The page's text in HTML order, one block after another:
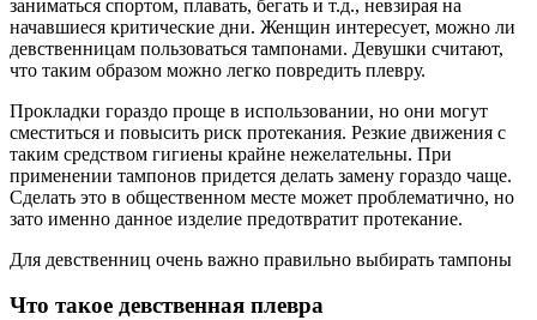
заниматься спортом, плавать, бегать и т.д., невзирая на
начавшиеся критические дни. Женщин интересует, можно ли
девственницам пользоваться тампонами. Девушки считают,
что таким образом можно легко повредить плевру.
Прокладки гораздо проще в использовании, но они могут
сместиться и повысить риск протекания. Резкие движения с
таким средством гигиены крайне нежелательны. При
применении тампонов придется делать замену гораздо чаще.
Сделать это в общественном месте может проблематично, но
зато именно данное изделие предотвратит протекание.
Для девственниц очень важно правильно выбирать тампоны
Что такое девственная плевра